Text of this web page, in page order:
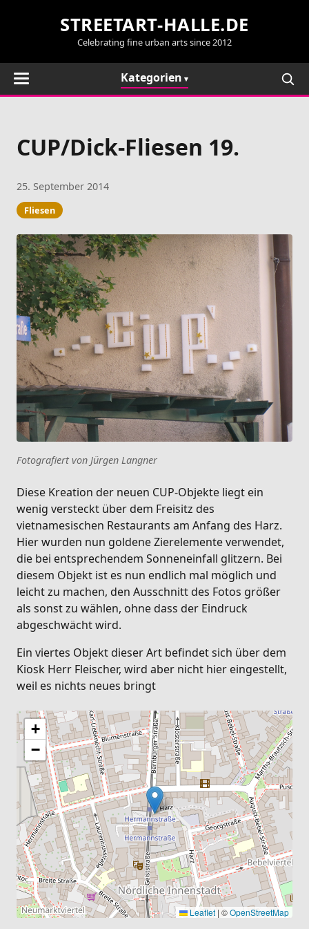
STREETART-HALLE.DE
Celebrating fine urban arts since 2012
Kategorien
CUP/Dick-Fliesen 19.
25. September 2014
Fliesen
Fotografiert von Jürgen Langner
Diese Kreation der neuen CUP-Objekte liegt ein
wenig versteckt über dem Freisitz des
vietnamesischen Restaurants am Anfang des Harz.
Hier wurden nun goldene Zierelemente verwendet,
die bei entsprechendem Sonneneinfall glitzern. Bei
diesem Objekt ist es nun endlich mal möglich und
leicht zu machen, den Ausschnitt des Fotos größer
als sonst zu wählen, ohne dass der Eindruck
abgeschwächt wird.
Ein viertes Objekt dieser Art befindet sich über dem
Kiosk Herr Fleischer, wird aber nicht hier eingestellt,
weil es nichts neues bringt
+
−
Leaflet | ©OpenStreetMap